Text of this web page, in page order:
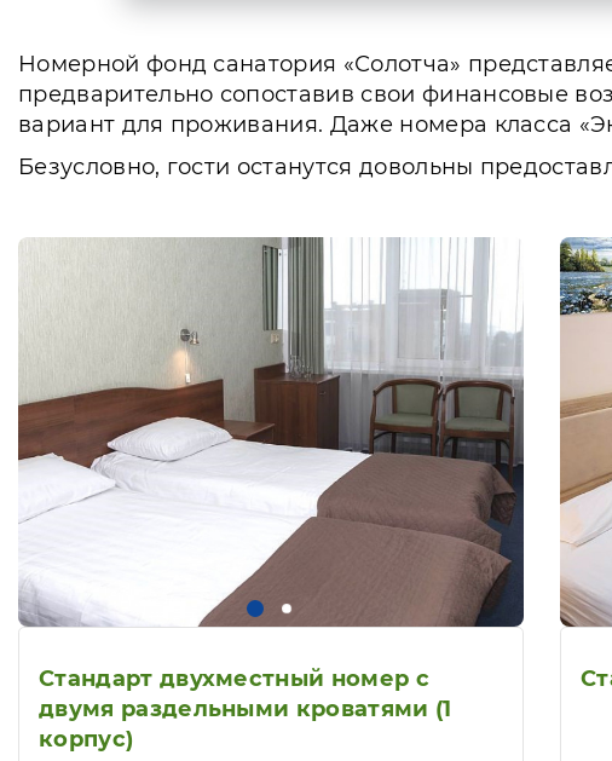
Номерной фонд санатория «Солотча»
предварительно сопоставив свои финансовые
вариант для проживания. Даже номера класса
Безусловно, гости останутся довольны
Стандарт двухместный номер с
двумя раздельными кроватями (1
корпус)